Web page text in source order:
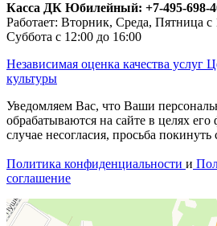
Касса ДК Юбилейный: +7-495-698-
Работает: Вторник, Среда, Пятница с
Суббота с 12:00 до 16:00
Независимая оценка качества услуг
культуры
Уведомляем Вас, что Ваши
обрабатываются на сайте в целях
случае несогласия, просьба покинуть
Политика конфиденциальности и
соглашение